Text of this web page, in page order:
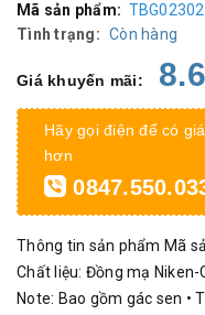
Mã sản phẩm:
Tình trạng: Còn hàng
Giá khuyến mãi:
Hãy gọi điện để có
hơn
Thông tin sản phẩm Mã
Chất liệu: Đồng mạ
Note: Bao gồm gác sen •